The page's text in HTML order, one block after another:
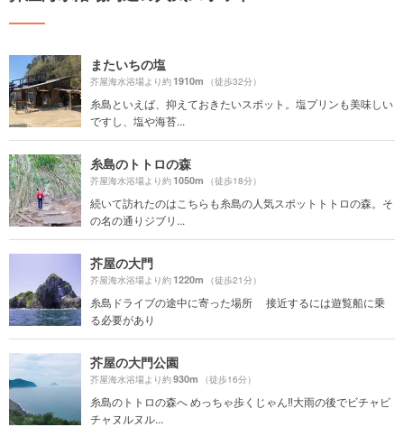
またいちの塩
芥屋海水浴場より約1910m （徒歩32分）
糸島といえば、抑えておきたいスポット。塩プリンも美味しい
ですし、塩や海苔...
糸島のトトロの森
芥屋海水浴場より約1050m （徒歩18分）
続いて訪れたのはこちらも糸島の人気スポットトトロの森。そ
の名の通りジブリ...
芥屋の大門
芥屋海水浴場より約1220m （徒歩21分）
糸島ドライブの途中に寄った場所 接近するには遊覧船に乗
る必要があり
芥屋の大門公園
芥屋海水浴場より約930m （徒歩16分）
糸島のトトロの森へ めっちゃ歩くじゃん‼️大雨の後でビチャビ
チャヌルヌル...